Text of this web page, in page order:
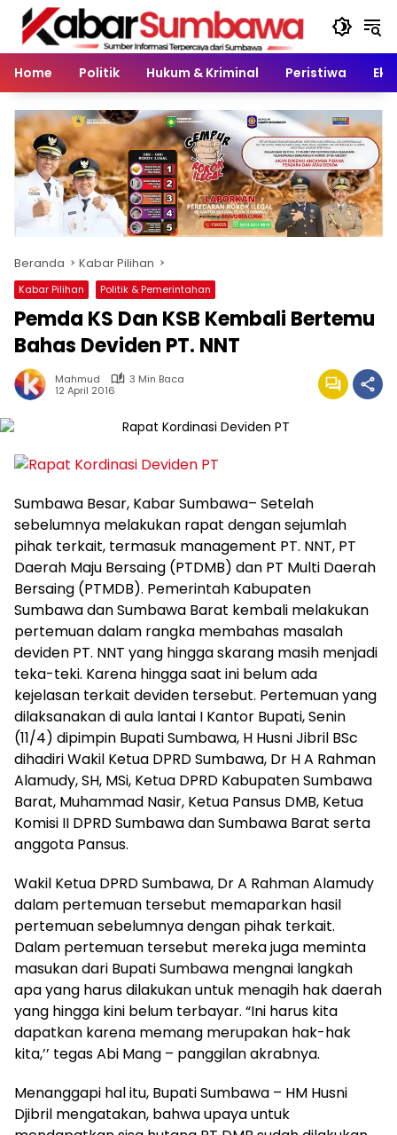
Langsung
konten
Home
Politik Hukum & Kriminal Peristiwa
Beranda Kabar Pilihan
Kabar Pilihan Politik & Pemerintahan
Pemda KS Dan KSB Kembali Bertemu
Bahas Deviden PT. NNT
Mahmud
3 Min Baca
12 April 2016
Sumbawa Besar, Kabar Sumbawa– Setelah
sebelumnya melakukan rapat dengan sejumlah
pihak terkait, termasuk management PT. NNT, PT
Daerah Maju Bersaing (PTDMB) dan PT Multi Daerah
Bersaing (PTMDB). Pemerintah Kabupaten
Sumbawa dan Sumbawa Barat kembali melakukan
pertemuan dalam rangka membahas masalah
deviden PT. NNT yang hingga skarang masih menjadi
teka-teki. Karena hingga saat ini belum ada
kejelasan terkait deviden tersebut. Pertemuan yang
dilaksanakan di aula lantai I Kantor Bupati, Senin
(11/4) dipimpin Bupati Sumbawa, H Husni Jibril BSc
dihadiri Wakil Ketua DPRD Sumbawa, Dr H A Rahman
Alamudy, SH, MSi, Ketua DPRD Kabupaten Sumbawa
Barat, Muhammad Nasir, Ketua Pansus DMB, Ketua
Komisi II DPRD Sumbawa dan Sumbawa Barat serta
anggota Pansus.
Wakil Ketua DPRD Sumbawa, Dr A Rahman Alamudy
dalam pertemuan tersebut memaparkan hasil
pertemuan sebelumnya dengan pihak terkait.
Dalam pertemuan tersebut mereka juga meminta
masukan dari Bupati Sumbawa mengnai langkah
apa yang harus dilakukan untuk menagih hak daerah
yang hingga kini belum terbayar. “Ini harus kita
dapatkan karena memang merupakan hak-hak
kita,’’ tegas Abi Mang – panggilan akrabnya.
Menanggapi hal itu, Bupati Sumbawa – HM Husni
Djibril mengatakan, bahwa upaya untuk